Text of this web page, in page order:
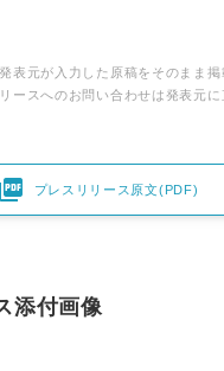
表元が入力した原稿をそのまま掲
ースへのお問い合わせは発表元に
 プレスリリース原文(PDF)
添付画像